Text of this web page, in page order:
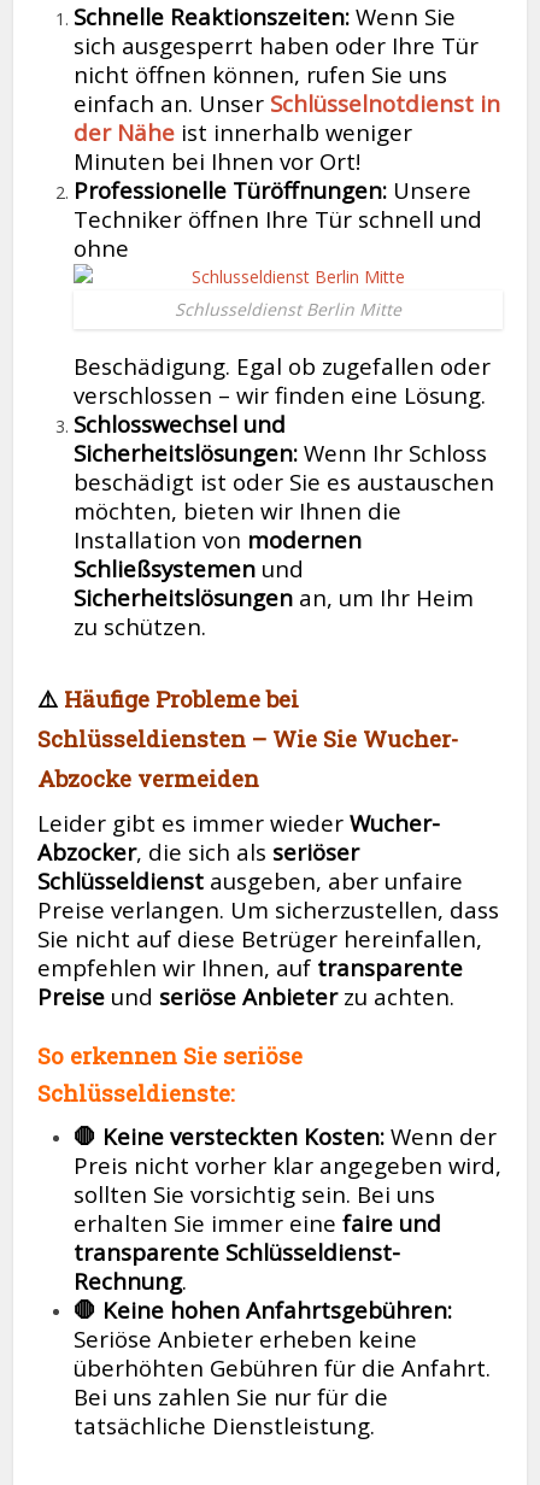
Schnelle Reaktionszeiten: Wenn Sie
sich ausgesperrt haben oder Ihre Tür
nicht öffnen können, rufen Sie uns
einfach an. Unser Schlüsselnotdienst in
der Nähe ist innerhalb weniger
Minuten bei Ihnen vor Ort!
Professionelle Türöffnungen: Unsere
Techniker öffnen Ihre Tür schnell und
ohne
Schlusseldienst Berlin Mitte
Beschädigung. Egal ob zugefallen oder
verschlossen – wir finden eine Lösung.
Schlosswechsel und
Sicherheitslösungen: Wenn Ihr Schloss
beschädigt ist oder Sie es austauschen
möchten, bieten wir Ihnen die
Installation von modernen
Schließsystemen und
Sicherheitslösungen an, um Ihr Heim
zu schützen.
⚠️ Häufige Probleme bei
Schlüsseldiensten – Wie Sie Wucher-
Abzocke vermeiden
Leider gibt es immer wiederWucher-
Abzocker, die sich als seriöser
Schlüsseldienst ausgeben, aber unfaire
Preise verlangen. Um sicherzustellen, dass
Sie nicht auf diese Betrüger hereinfallen,
empfehlen wir Ihnen, auf transparente
Preise und seriöse Anbieterzu achten.
So erkennen Sie seriöse
Schlüsseldienste:
🛑 Keine versteckten Kosten: Wenn der
Preis nicht vorher klar angegeben wird,
sollten Sie vorsichtig sein. Bei uns
erhalten Sie immer einefaire und
transparente Schlüsseldienst-
Rechnung.
🛑 Keine hohen Anfahrtsgebühren:
Seriöse Anbieter erheben keine
überhöhten Gebühren für die Anfahrt.
Bei uns zahlen Sie nur für die
tatsächliche Dienstleistung.